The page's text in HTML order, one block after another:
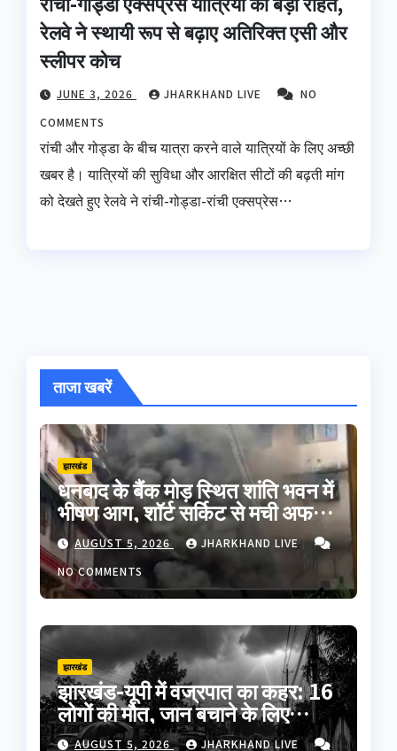
रेलवे ने स्थायी रूप से बढ़ाए अतिरिक्त एसी और
स्लीपर कोच
JUNE 3, 2026 JHARKHAND LIVE
NO
COMMENTS
रांची और गोड्डा के बीच यात्रा करने वाले यात्रियों के लिए अच्छी
खबर है। यात्रियों की सुविधा और आरक्षित सीटों की बढ़ती मांग
को देखते हुए रेलवे ने रांची-गोड्डा-रांची एक्सप्रेस…
ताजा खबरें
झारखंड
धनबाद के बैंक मोड़ स्थित शांति भवन में
भीषण आग, शॉर्ट सर्किट से मची अफरा-
तफरी; बड़ा हादसा टला
AUGUST 5, 2026
JHARKHAND LIVE
NO COMMENTS
झारखंड
झारखंड-यूपी में वज्रपात का कहर: 16
लोगों की मौत, जान बचाने के लिए
अपनाएं ये जरूरी सावधानियां
AUGUST 5, 2026
JHARKHAND LIVE